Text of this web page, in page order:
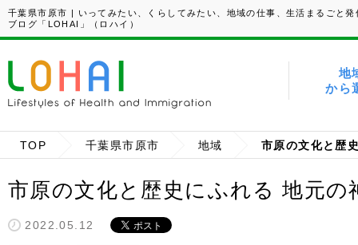
千葉県市原市 | いってみたい、くらしてみたい、地域の仕事、生活まるごと発
ブログ「LOHAI」（ロハイ）
地
から
TOP 千葉県市原市 地域
市原の文化と歴史にふれる 地元
2022.05.12